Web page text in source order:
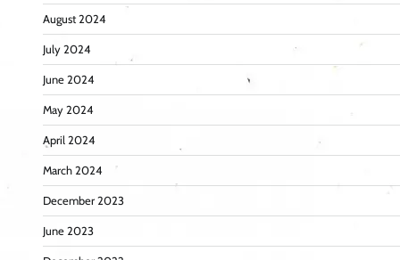
August 2024
July 2024
June 2024
May 2024
April 2024
March 2024
December 2023
June 2023